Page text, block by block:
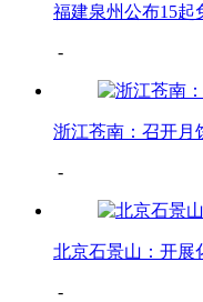
福建泉州公布15起
-
浙江苍南：召开月
-
北京石景山：开展
-